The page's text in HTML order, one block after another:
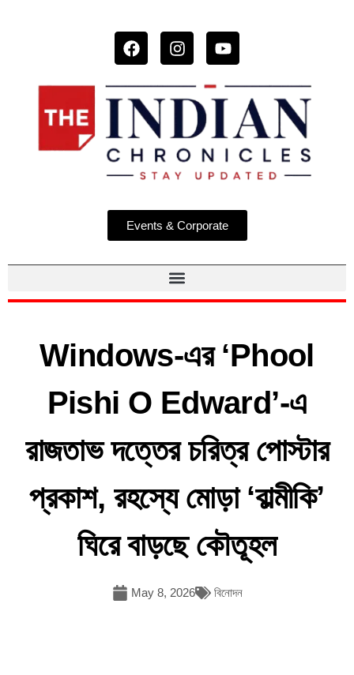
Events & Corporate
Windows-এর ‘Phool
Pishi O Edward’-এ
রাজতাভ দত্তের চরিত্র পোস্টার
প্রকাশ, রহস্যে মোড়া ‘বাল্মীকি’
ঘিরে বাড়ছে কৌতূহল
May 8, 2026 বিনোদন